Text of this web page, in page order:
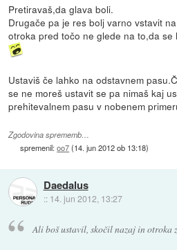
Pretiravaš,da glava boli.
Drugače pa je res bolj varno vstavit
otroka pred točo ne glede na to,da se
Ustaviš če lahko na odstavnem
se ne moreš ustavit se pa nimaš kaj
prehitevalnem pasu v nobenem
Zgodovina sprememb…
spremenil:oo7(14. jun 2012 ob 13:18)
Daedalus
:: 14. jun 2012, 13:27
Ali boš ustavil, skočil nazaj in otroka